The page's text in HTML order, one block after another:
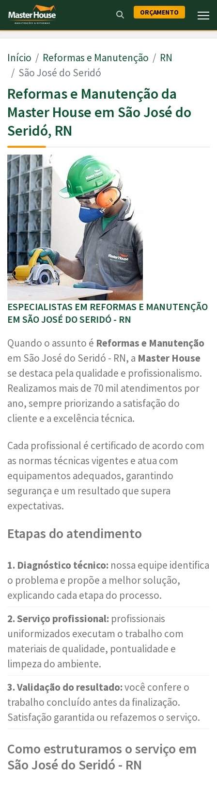
ORÇAMENTO
Início Reformas e Manutenção
RN
São José do Seridó
Reformas e Manutenção da
Master House em São José do
Seridó, RN
ESPECIALISTAS EM REFORMAS E MANUTENÇÃO
EM SÃO JOSÉ DO SERIDÓ - RN
Quando o assunto é Reformas e Manutenção
em São José do Seridó - RN, a Master House
se destaca pela qualidade e profissionalismo.
Realizamos mais de 70 mil atendimentos por
ano, sempre priorizando a satisfação do
cliente e a excelência técnica.
Cada profissional é certificado de acordo com
as normas técnicas vigentes e atua com
equipamentos adequados, garantindo
segurança e um resultado que supera
expectativas.
Etapas do atendimento
1. Diagnóstico técnico: nossa equipe identifica
o problema e propõe a melhor solução,
explicando cada etapa do processo.
2. Serviço profissional: profissionais
uniformizados executam o trabalho com
materiais de qualidade, pontualidade e
limpeza do ambiente.
3. Validação do resultado:você confere o
trabalho concluído antes da finalização.
Satisfação garantida ou refazemos o serviço.
Como estruturamos o serviço em
São José do Seridó - RN